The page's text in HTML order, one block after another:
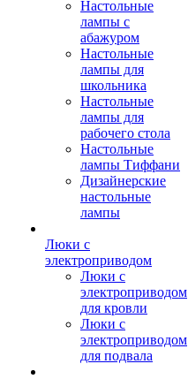
Настольные
лампы с
абажуром
Настольные
лампы для
школьника
Настольные
лампы для
рабочего стола
Настольные
лампы Тиффани
Дизайнерские
настольные
лампы
Люки с
электроприводом
Люки с
электроприводом
для кровли
Люки с
электроприводом
для подвала